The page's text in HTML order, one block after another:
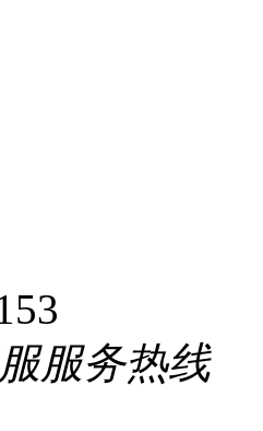
服务热线